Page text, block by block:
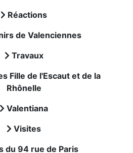
Réactions
de Valenciennes
Travaux
Fille de l'Escaut et de la
Rhônelle
Valentiana
Visites
du 94 rue de Paris